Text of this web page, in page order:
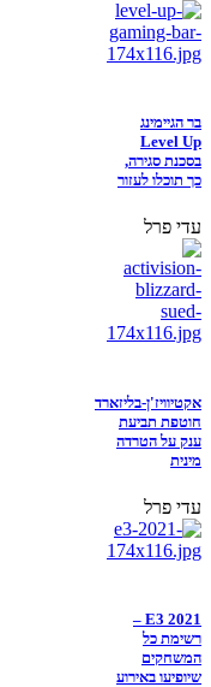
בר הגיימינג
Level Up
בסכנת סגירה,
כך תוכלו לעזור
עדי פרל
אקטיוויז'ן-בליזארד
חוטפת תביעת
ענק על הטרדה
מינית
עדי פרל
E3 2021 –
רשימת כל
המשחקים
שיופיעו באירוע